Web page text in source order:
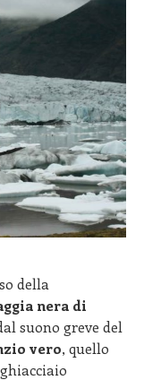
della
nera di
suono greve del
vero, quello